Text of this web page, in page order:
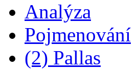
Analýza
Pojmenování
(2) Pallas